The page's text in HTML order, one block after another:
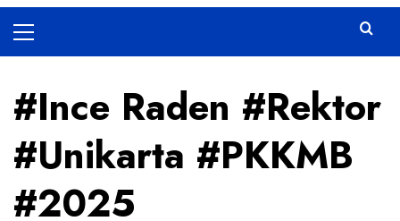
Menu
#Ince Raden #Rektor
#Unikarta #PKKMB
#2025